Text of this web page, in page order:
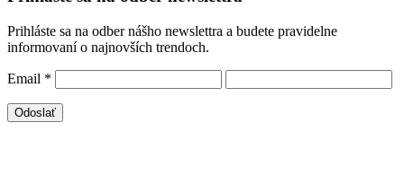
Prihláste sa na odber nášho newslettra a budete pravidelne
informovaní o najnovších trendoch.
Email *